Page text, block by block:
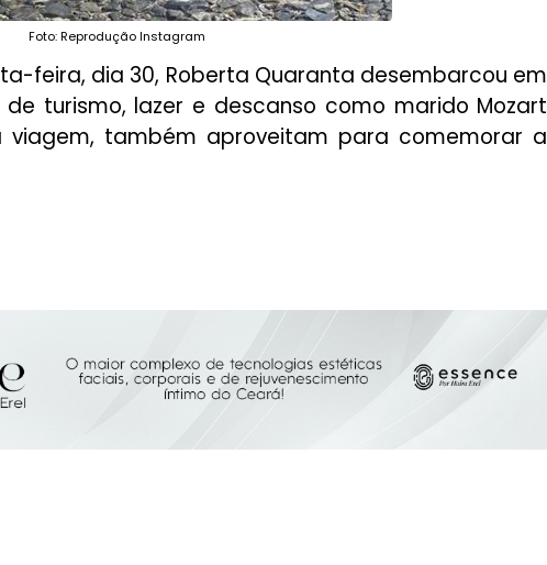
Foto: Reprodução Instagram
feira, dia 30, Roberta Quaranta desembarcou em
turismo, lazer e descanso como marido Mozart
viagem, também aproveitam para comemorar a